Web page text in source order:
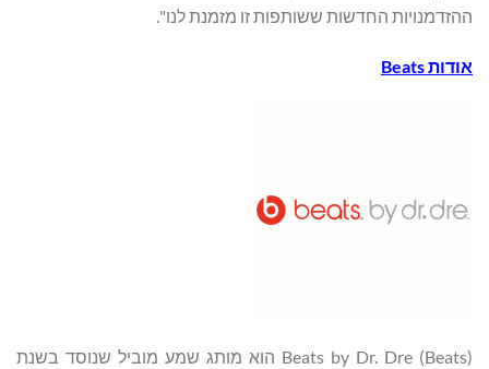
ההזדמנויות החדשות ששותפות זו מזמנת לנו".
אודותBeats
Beats by Dr. Dre (Beats) הוא מותג שמע מוביל שנוסד בשנת